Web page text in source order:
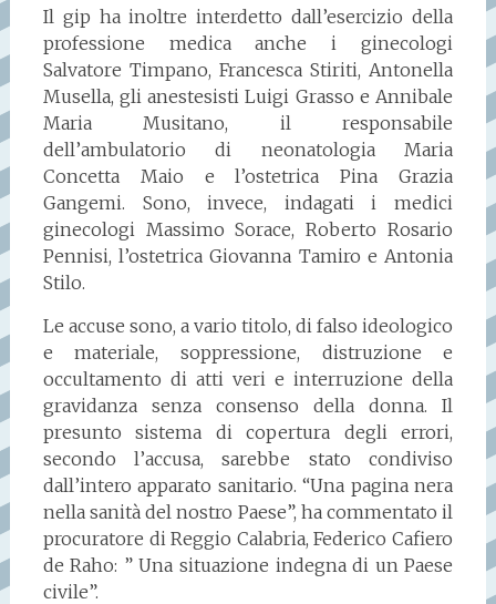
Il gip ha inoltre interdetto dall’esercizio della
professione medica anche i ginecologi
Salvatore Timpano, Francesca Stiriti, Antonella
Musella, gli anestesisti Luigi Grasso e Annibale
Maria Musitano, il responsabile
dell’ambulatorio di neonatologia Maria
Concetta Maio e l’ostetrica Pina Grazia
Gangemi. Sono, invece, indagati i medici
ginecologi Massimo Sorace, Roberto Rosario
Pennisi, l’ostetrica Giovanna Tamiro e Antonia
Stilo.
Le accuse sono, a vario titolo, di falso ideologico
e materiale, soppressione, distruzione e
occultamento di atti veri e interruzione della
gravidanza senza consenso della donna. Il
presunto sistema di copertura degli errori,
secondo l’accusa, sarebbe stato condiviso
dall’intero apparato sanitario. “Una pagina nera
nella sanità del nostro Paese”, ha commentato il
procuratore di Reggio Calabria, Federico Cafiero
de Raho: ” Una situazione indegna di un Paese
civile”.